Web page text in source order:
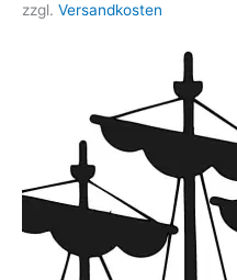
zzgl. Versandkosten